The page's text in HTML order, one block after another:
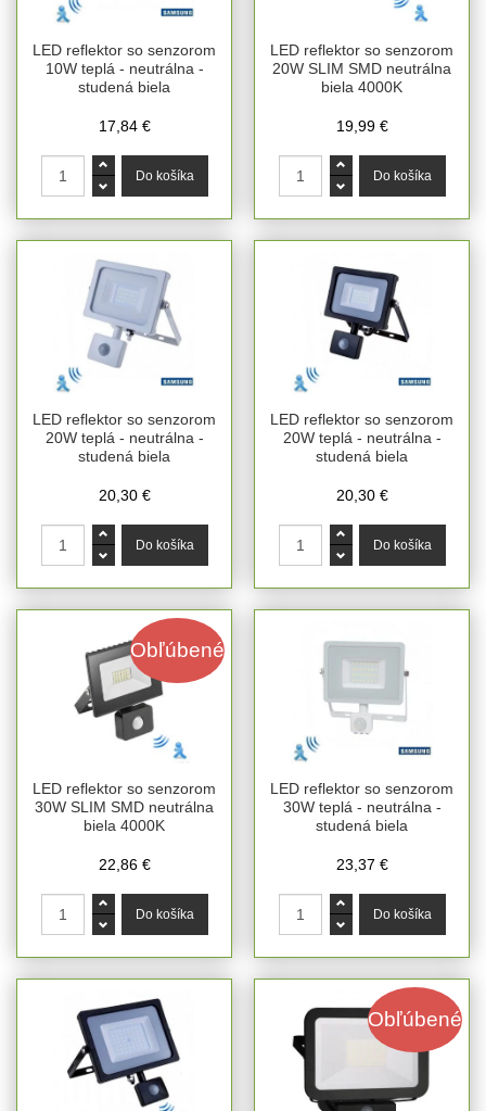
LED reflektor so senzorom
10W teplá - neutrálna -
studená biela
17,84 €
LED reflektor so senzorom
20W SLIM SMD neutrálna
biela 4000K
19,99 €
LED reflektor so senzorom
20W teplá - neutrálna -
studená biela
20,30 €
LED reflektor so senzorom
20W teplá - neutrálna -
studená biela
20,30 €
Obľúbené
LED reflektor so senzorom
30W SLIM SMD neutrálna
biela 4000K
22,86 €
LED reflektor so senzorom
30W teplá - neutrálna -
studená biela
23,37 €
Obľúbené